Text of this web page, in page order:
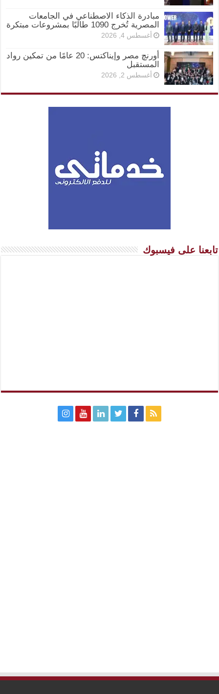
مبادرة الذكاء الاصطناعي في الجامعات
المصرية تُخرج 1090 طالبًا بمشروعات مبتكرة
أغسطس 4, 2026
أورنچ مصر وإيناكتس: 20 عامًا من تمكين رواد
المستقبل
أغسطس 2, 2026
تابعنا على فيسبوك